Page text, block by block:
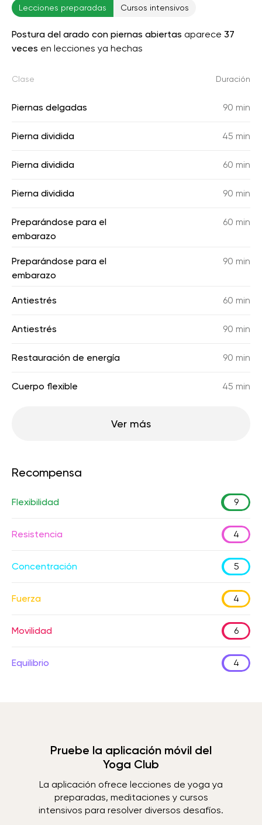
Lecciones preparadas Cursos intensivos
Postura del arado con piernas abiertas aparece 37
veces en lecciones ya hechas
Clase Duración
Piernas delgadas 90 min
Pierna dividida 45 min
Pierna dividida 60 min
Pierna dividida 90 min
Preparándose para el
embarazo
60 min
Preparándose para el
embarazo
90 min
Antiestrés 60 min
Antiestrés 90 min
Restauración de energía 90 min
Cuerpo flexible 45 min
Ver más
Recompensa
Flexibilidad 9
Resistencia 4
Concentración 5
Fuerza 4
Movilidad 6
Equilibrio 4
Pruebe la aplicación móvil del
Yoga Club
La aplicación ofrece lecciones de yoga ya
preparadas, meditaciones y cursos
intensivos para resolver diversos desafíos.